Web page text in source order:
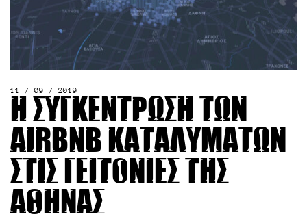
11 / 09 / 2019
Η συγκέντρωση των
Airbnb καταλυμάτων
στις γειτονιές της
Αθήνας